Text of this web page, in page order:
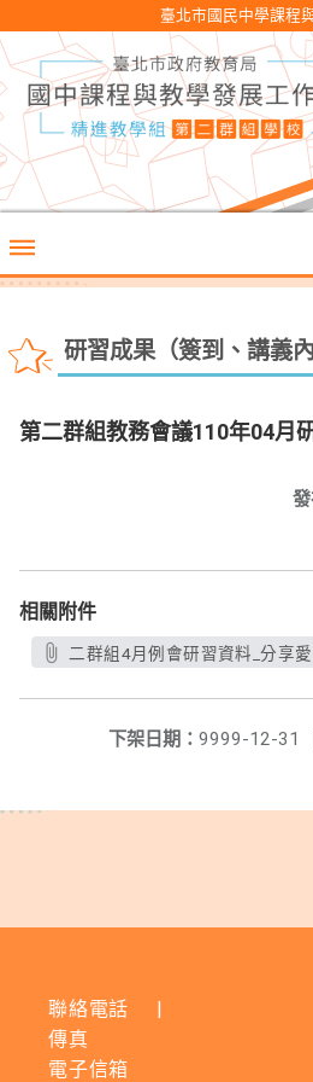
臺北市國民中學課程
研習成果（簽到、講義
第二群組教務會議110年04月
發
相關附件
二群組4月例會研習資料_分享
下架日期： 9999-12-31
聯絡電話
|
傳真
電子信箱